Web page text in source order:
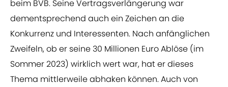
beim BVB. Seine Vertragsverlängerung war
dementsprechend auch ein Zeichen an die
Konkurrenz und Interessenten. Nach anfänglichen
Zweifeln, ob er seine 30 Millionen Euro Ablöse (im
Sommer 2023) wirklich wert war, hat er dieses
Thema mittlerweile abhaken können. Auch von